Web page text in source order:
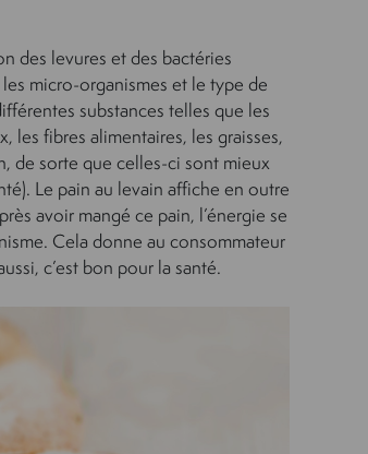
des levures et des bactéries
micro-organismes et le type de
substances telles que les
les fibres alimentaires, les graisses,
de sorte que celles-ci sont mieux
Le pain au levain affiche en outre
avoir mangé ce pain, l’énergie se
Cela donne au consommateur
c’est bon pour la santé.